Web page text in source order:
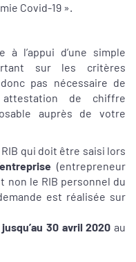
Covid-19 ».
l’appui d’une simple
sur les critères
pas nécessaire de
de chiffre
auprès de votre
qui doit être saisi lors
(entrepreneur
non le RIB personnel du
est réalisée sur
jusqu’au 30 avril 2020 au